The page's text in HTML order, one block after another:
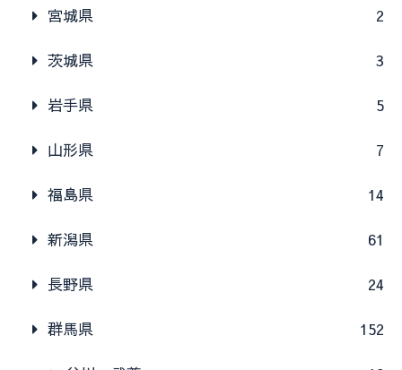
宮城県 2
茨城県 3
岩手県 5
山形県 7
福島県 14
新潟県 61
長野県 24
群馬県 152